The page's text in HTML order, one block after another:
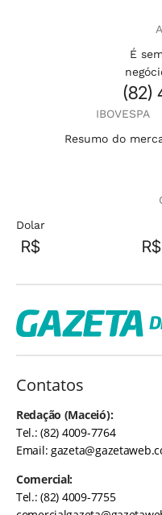
É
(82)
IBOVESPA
Resumo do
Dolar
R$
Contatos
Redação (Maceió):
Tel.: (82) 4009-7764
Email:
Comercial:
Tel.: (82) 4009-7755